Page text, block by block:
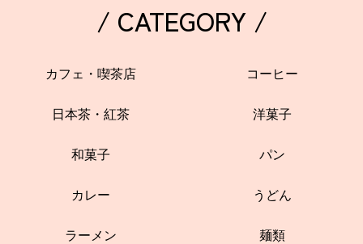
/ CATEGORY /
カフェ・喫茶店 コーヒー
日本茶・紅茶 洋菓子
和菓子 パン
カレー うどん
ラーメン 麺類